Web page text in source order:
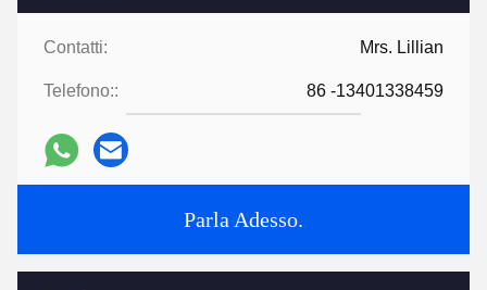
Contatti: Mrs. Lillian
Telefono:: 86 -13401338459
Parla Adesso.